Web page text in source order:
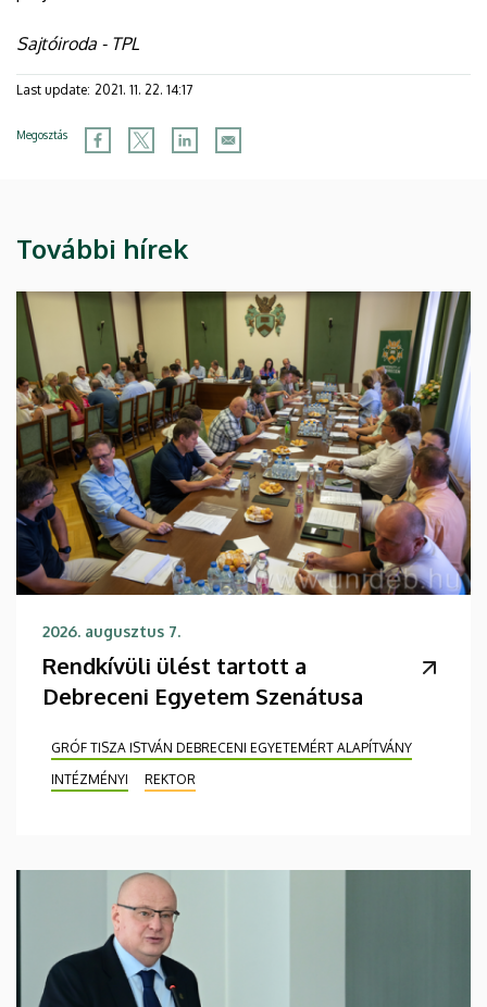
Sajtóiroda - TPL
Last update: 2021. 11. 22. 14:17
Megosztás
További hírek
2026. augusztus 7.
Rendkívüli ülést tartott a
Debreceni Egyetem Szenátusa
GRÓF TISZA ISTVÁN DEBRECENI EGYETEMÉRT ALAPÍTVÁNY
INTÉZMÉNYI
REKTOR